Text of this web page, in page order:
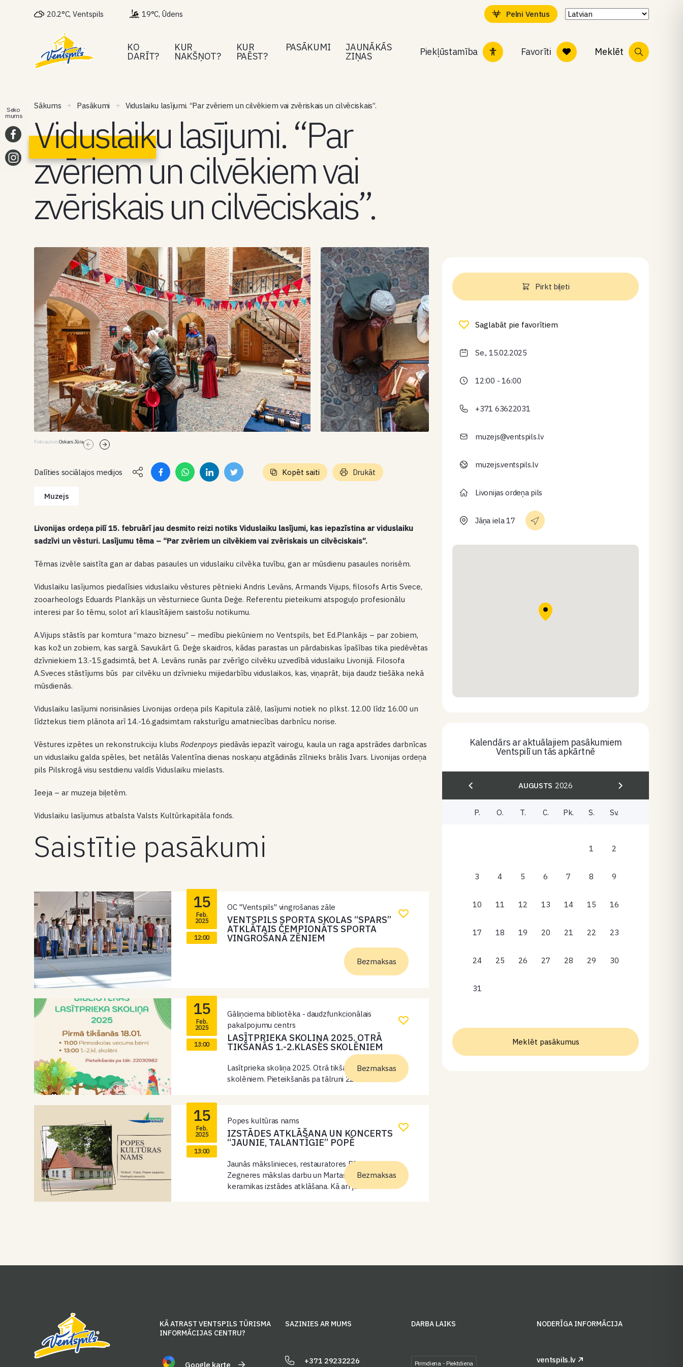
20.2°C, Ventspils 19°C, Ūdens Pelni Ventus
KO
DARĪT?
KUR
NAKŠŅOT?
KUR
PAĒST?
PASĀKUMI JAUNĀKĀS
ZIŅAS Piekļūstamība Favorīti Meklēt
Sākums Pasākumi Viduslaiku lasījumi. “Par zvēriem un cilvēkiem vai zvēriskais un cilvēciskais”.
Viduslaiku lasījumi. “Par
zvēriem un cilvēkiem vai
zvēriskais un cilvēciskais”.
Foto autorsOskars Jūra
Dalīties sociālajos medijos Kopēt saiti Drukāt
Muzejs
Livonijas ordeņa pilī 15. februārī jau desmito reizi notiks Viduslaiku lasījumi, kas iepazīstina ar viduslaiku
sadzīvi un vēsturi. Lasījumu tēma – “Par zvēriem un cilvēkiem vai zvēriskais un cilvēciskais”.
Tēmas izvēle saistīta gan ar dabas pasaules un viduslaiku cilvēka tuvību, gan ar mūsdienu pasaules norisēm.
Viduslaiku lasījumos piedalīsies viduslaiku vēstures pētnieki Andris Levāns, Armands Vijups, filosofs Artis Svece,
zooarheologs Eduards Plankājs un vēsturniece Gunta Deģe. Referentu pieteikumi atspoguļo profesionālu
interesi par šo tēmu, solot arī klausītājiem saistošu notikumu.
A.Vijups stāstīs par komtura “mazo biznesu” – medību piekūniem no Ventspils, bet Ed.Plankājs – par zobiem,
kas kož un zobiem, kas sargā. Savukārt G. Deģe skaidros, kādas parastas un pārdabiskas īpašības tika piedēvētas
dzīvniekiem 13.-15.gadsimtā, bet A. Levāns runās par zvērīgo cilvēku uzvedībā viduslaiku Livonijā. Filosofa
A.Sveces stāstījums būs par cilvēku un dzīvnieku mijiedarbību viduslaikos, kas, viņaprāt, bija daudz tiešāka nekā
mūsdienās.
Viduslaiku lasījumi norisināsies Livonijas ordeņa pils Kapitula zālē, lasījumi notiek no plkst. 12.00 līdz 16.00 un
līdztekus tiem plānota arī 14.-16.gadsimtam raksturīgu amatniecības darbnīcu norise.
Vēstures izpētes un rekonstrukciju klubsRodenpoys piedāvās iepazīt vairogu, kaula un raga apstrādes darbnīcas
un viduslaiku galda spēles, bet netālās Valentīna dienas noskaņu atgādinās zīlnieks brālis Ivars. Livonijas ordeņa
pils Pilskrogā visu sestdienu valdīs Viduslaiku mielasts.
Ieeja – ar muzeja biļetēm.
Viduslaiku lasījumus atbalsta Valsts Kultūrkapitāla fonds.
Saistītie pasākumi
15
Feb.
2025
12:00
OC "Ventspils" vingrošanas zāle
VENTSPILS SPORTA SKOLAS “SPARS”
ATKLĀTAIS ČEMPIONĀTS SPORTA
VINGROŠANĀ ZĒNIEM
Bezmaksas
15
Feb.
2025
13:00
Gāliņciema bibliotēka - daudzfunkcionālais
pakalpojumu centrs
LASĪTPRIEKA SKOLIŅA 2025. OTRĀ
TIKŠANĀS 1.-2.KLASES SKOLĒNIEM
Lasītprieka skoliņa 2025. Otrā tikšanās 1.-2.klases
skolēniem. Pieteikšanās pa tālruni 22030982.
Bezmaksas
15
Feb.
2025
13:00
Popes kultūras nams
IZSTĀDES ATKLĀŠANA UN KONCERTS
“JAUNIE, TALANTĪGIE” POPĒ
Jaunās mākslinieces, restauratores Rēzijas Martas
Zegneres mākslas darbu un Martas Sāmītes
keramikas izstādes atklāšana. Kā arī jaunās
Bezmaksas
Pirkt biļeti
Saglabāt pie favorītiem
Se., 15.02.2025
12:00 - 16:00
+371 63622031
muzejs@ventspils.lv
muzejs.ventspils.lv
Livonijas ordeņa pils
Jāņa iela 17
Kalendārs ar aktuālajiem pasākumiem
Ventspilī un tās apkārtnē
AUGUSTS 2026
P. O. T. C. Pk. S. Sv.
1 2
3 4 5 6 7 8 9
10 11 12 13 14 15 16
17 18 19 20 21 22 23
24 25 26 27 28 29 30
31
Meklēt pasākumus
Seko
mums
KĀ ATRAST VENTSPILS TŪRISMA
INFORMĀCIJAS CENTRU?
SAZINIES AR MUMS DARBA LAIKS NODERĪGA INFORMĀCIJA
Google karte +371 29232226 Pirmdiena - Piektdiena ventspils.lv